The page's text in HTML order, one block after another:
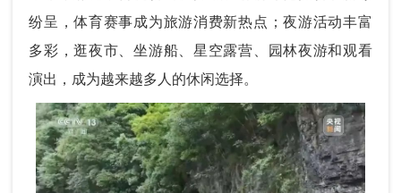
纷呈，体育赛事成为旅游消费新热点；夜游活动丰富
多彩，逛夜市、坐游船、星空露营、园林夜游和观看
演出，成为越来越多人的休闲选择。